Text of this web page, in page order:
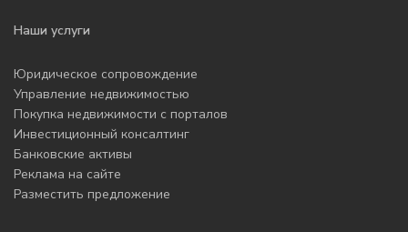
Наши услуги
Юридическое сопровождение
Управление недвижимостью
Покупка недвижимости с порталов
Инвестиционный консалтинг
Банковские активы
Реклама на сайте
Разместить предложение